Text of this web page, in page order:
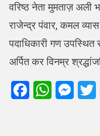
वरिष्ठ नेता मुमताज़ अली
राजेन्द्र पंवार, कमल
पदाधिकारी गण
अर्पित कर विनम्र
FacebookWhatsApp